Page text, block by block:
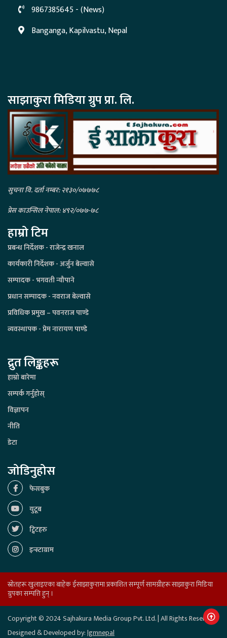
9867385645 - (News)
Banganga, Kapilvastu, Nepal
साझाकुरा मिडिया ग्रुप प्रा. लि.
सुचना वि. दर्ता नम्बर: २१३०/०७७७८
प्रेस काउन्सिल नेपाल: ४९२/०७७-७८
हाम्रो टिम
प्रबन्ध निर्देशक - राजेन्द्र खनाल
कार्यकारी निर्देशक - अर्जुन बेल्वासे
सम्पादक - भगवती न्यौपाने
प्रधान सम्पादक - नवराज बेल्वासे
प्रविधिक प्रमुख – पवनराज पाण्डे
व्यवस्थापक - प्रेम नारायण पाण्डे
द्रुत लिङ्कहरू
हाम्रो बारेमा
सम्पर्क गर्नुहोस्
विज्ञापन
नीति
डेटा
जोडिनुहोस
फेसबुक
युटूब
ट्विटहरु
इन्स्टाग्राम
स्रोतहरू खुलाइएका बाहेक ईसाझाकुरामा प्रकाशित सम्पूर्ण सामग्रीहरू साझाकुरा मिडिया
ग्रुपका सम्पत्ति हुन् ।
Copyright © 2024 Sajhakura Media Group Pvt. Ltd. | All Rights Reserved.
Designed & Developed by:lgmnepal